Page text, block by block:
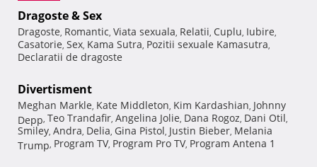
Dragoste & Sex
Dragoste, Romantic, Viata sexuala, Relatii, Cuplu, Iubire,
Casatorie, Sex, Kama Sutra, Pozitii sexuale Kamasutra,
Declaratii de dragoste
Divertisment
Meghan Markle, Kate Middleton, Kim Kardashian, Johnny
Depp, Teo Trandafir, Angelina Jolie, Dana Rogoz, Dani Otil,
Smiley, Andra, Delia, Gina Pistol, Justin Bieber, Melania
Trump, Program TV, Program Pro TV, Program Antena 1